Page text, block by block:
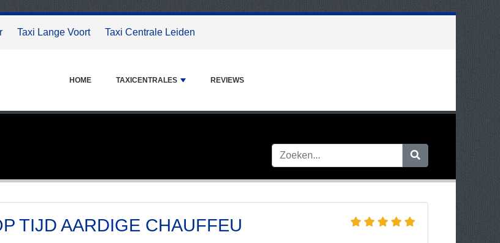
Taxi Lange Voort Taxi Centrale Leiden
HOME TAXICENTRALES REVIEWS
TIJD AARDIGE CHAUFFEU